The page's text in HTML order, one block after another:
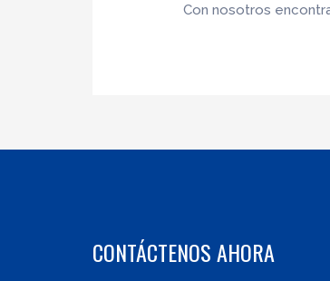
Con nosotros
CONTÁCTENOS AHORA